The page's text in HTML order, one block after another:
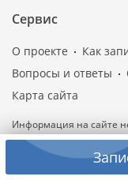
Сервис
О проекте Как
Вопросы и ответы
Карта сайта
Информация на сайте
самодиагностики и
(ст. 437 ч. 2
вопросам, касающимся